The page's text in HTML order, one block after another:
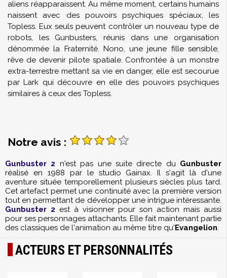
aliens réapparaissent. Au même moment, certains humains
naissent avec des pouvoirs psychiques spéciaux, les
Topless. Eux seuls peuvent contrôler un nouveau type de
robots, les Gunbusters, réunis dans une organisation
dénommée la Fraternité. Nono, une jeune fille sensible,
rêve de devenir pilote spatiale. Confrontée à un monstre
extra-terrestre mettant sa vie en danger, elle est secourue
par Lark qui découvre en elle des pouvoirs psychiques
similaires à ceux des Topless.
Notre avis :
Gunbuster 2 n'est pas une suite directe du Gunbuster
réalisé en 1988 par le studio Gainax. Il s'agit là d'une
aventure située temporellement plusieurs siècles plus tard.
Cet artefact permet une continuité avec la première version
tout en permettant de développer une intrigue intéressante.
Gunbuster 2 est à visionner pour son action mais aussi
pour ses personnages attachants. Elle fait maintenant partie
des classiques de l'animation au même titre qu'Evangelion.
ACTEURS ET PERSONNALITÉS